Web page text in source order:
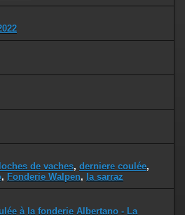
de vaches, derniere coulée,
, Fonderie Walpen, la sarraz
à la fonderie Albertano - La